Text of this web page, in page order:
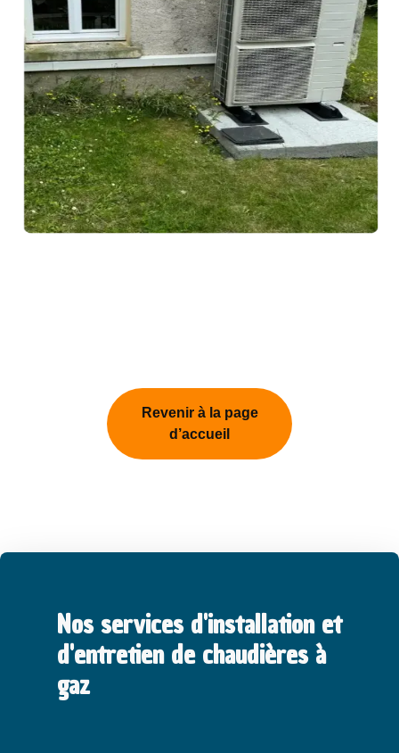
Revenir à la page
d’accueil
Nos services d'installation et
d'entretien de chaudières à
gaz